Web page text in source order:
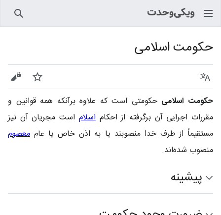
حکومت اسلامی
زبان پیگیری
حکومت اسلامی حکومتی است که علاوه برآنکه همه قوانین و
مقررات اجرایی آن برگرفته از احکاماسلام است مجریان آن نیز
مستقیماً از طرف خدا منصوبند یا به اذن خاص یا عام معصوم
منصوب شده‌اند.
پیشینه